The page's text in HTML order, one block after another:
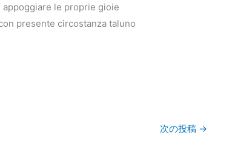
le proprie gioie
presente circostanza taluno
次の投稿 →